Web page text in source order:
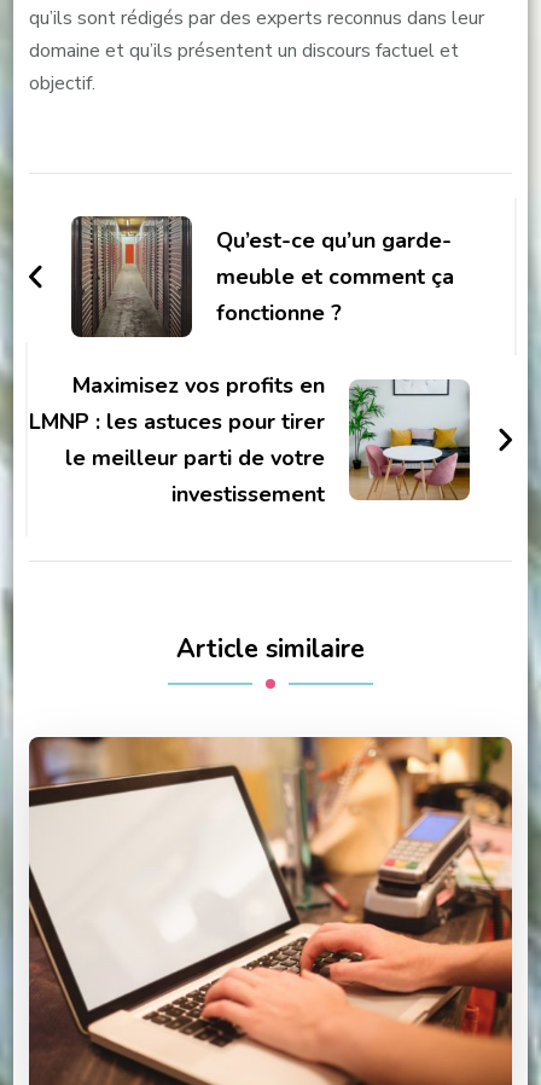
qu’ils sont rédigés par des experts reconnus dans leur
domaine et qu’ils présentent un discours factuel et
objectif.
d'article
Qu’est-ce qu’un garde-
meuble et comment ça
fonctionne ?
Maximisez vos profits en
LMNP : les astuces pour tirer
le meilleur parti de votre
investissement
Article similaire